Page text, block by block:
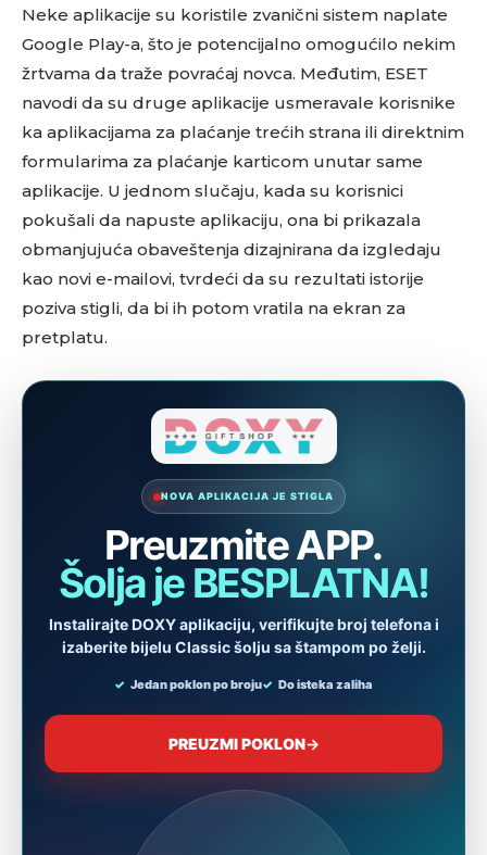
Neke aplikacije su koristile zvanični sistem naplate
Google Play-a, što je potencijalno omogućilo nekim
žrtvama da traže povraćaj novca. Međutim, ESET
navodi da su druge aplikacije usmeravale korisnike
ka aplikacijama za plaćanje trećih strana ili direktnim
formularima za plaćanje karticom unutar same
aplikacije. U jednom slučaju, kada su korisnici
pokušali da napuste aplikaciju, ona bi prikazala
obmanjujuća obaveštenja dizajnirana da izgledaju
kao novi e-mailovi, tvrdeći da su rezultati istorije
poziva stigli, da bi ih potom vratila na ekran za
pretplatu.